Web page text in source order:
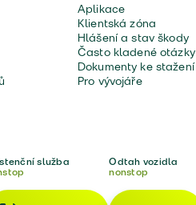
Aplikace
Klientská zóna
Hlášení a stav škody
Často kladené otázky
Dokumenty ke stažení
Pro vývojáře
služba Odtah vozidla
nonstop